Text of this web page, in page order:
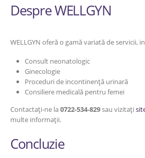
Despre WELLGYN
WELLGYN oferă o gamă variată de servicii,
Consult neonatologic
Ginecologie
Proceduri de incontinență urinară
Consiliere medicală pentru femei
Contactați-ne la0722-534-829sau vizitați
multe informații.
Concluzie